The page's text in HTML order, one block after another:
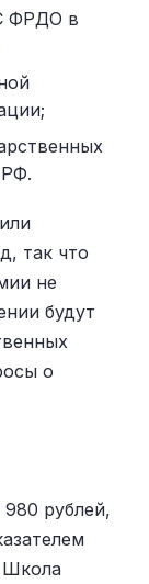
ФРДО в
так что
не
будут
о
980 рублей,
Школа